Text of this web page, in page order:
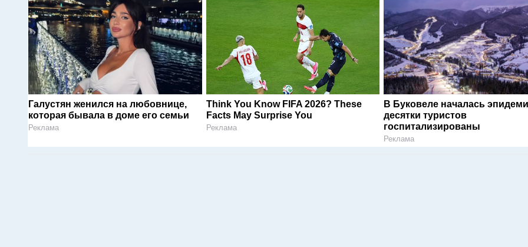
Галустян женился на любовнице,
которая бывала в доме его семьи
Реклама
Think You Know FIFA 2026? These
Facts May Surprise You
Реклама
В Буковеле началась
десятки туристов
госпитализированы
Реклама